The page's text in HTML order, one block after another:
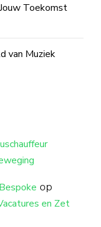
Toekomst
van Muziek
op
en Zet